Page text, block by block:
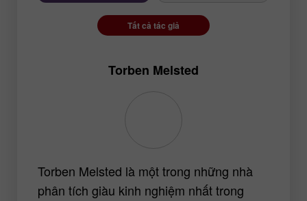
Gold
#USDX
Tất cả tác giả
Torben Melsted
Torben Melsted là một trong những nhà
phân tích giàu kinh nghiệm nhất trong